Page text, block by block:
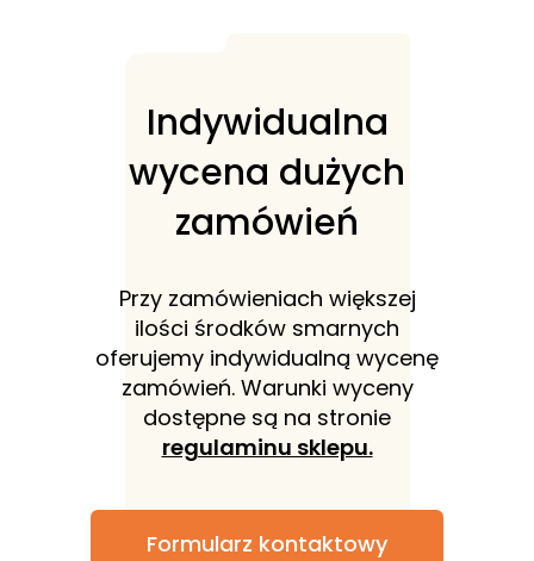
Indywidualna
wycena dużych
zamówień
Przy zamówieniach większej
ilości środków smarnych
oferujemy indywidualną wycenę
zamówień. Warunki wyceny
dostępne są na stronie
regulaminu sklepu.
Formularz kontaktowy